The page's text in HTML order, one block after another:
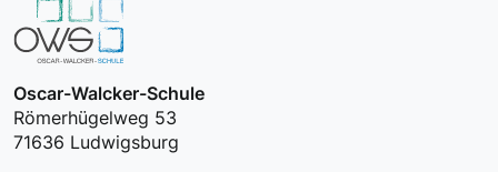
Oscar-Walcker-Schule
Römerhügelweg 53
71636 Ludwigsburg